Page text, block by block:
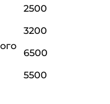
2500
3200
6500
5500